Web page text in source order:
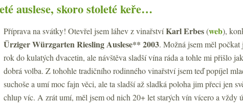
auslese, skoro stoleté keře…
Příprava na svátky! Otevřel jsem láhev z vinařstvíKarl Erbes(web),
Ürziger Würzgarten Riesling Auslese** 2003. Možná jsem měl počkat
rok do kulatých dvacetin, ale návštěva sladší vína ráda a tohle mi přišlo
dobrá volba. Z tohohle tradičního rodinného vinařství jsem teď popíjel
suchoše a umí moc fajn věci, ale ta sladší až sladká poloha jim přeci jen
chlup víc. A zrát umí, měl jsem od nich 20+ let starých vín vícero a vždy